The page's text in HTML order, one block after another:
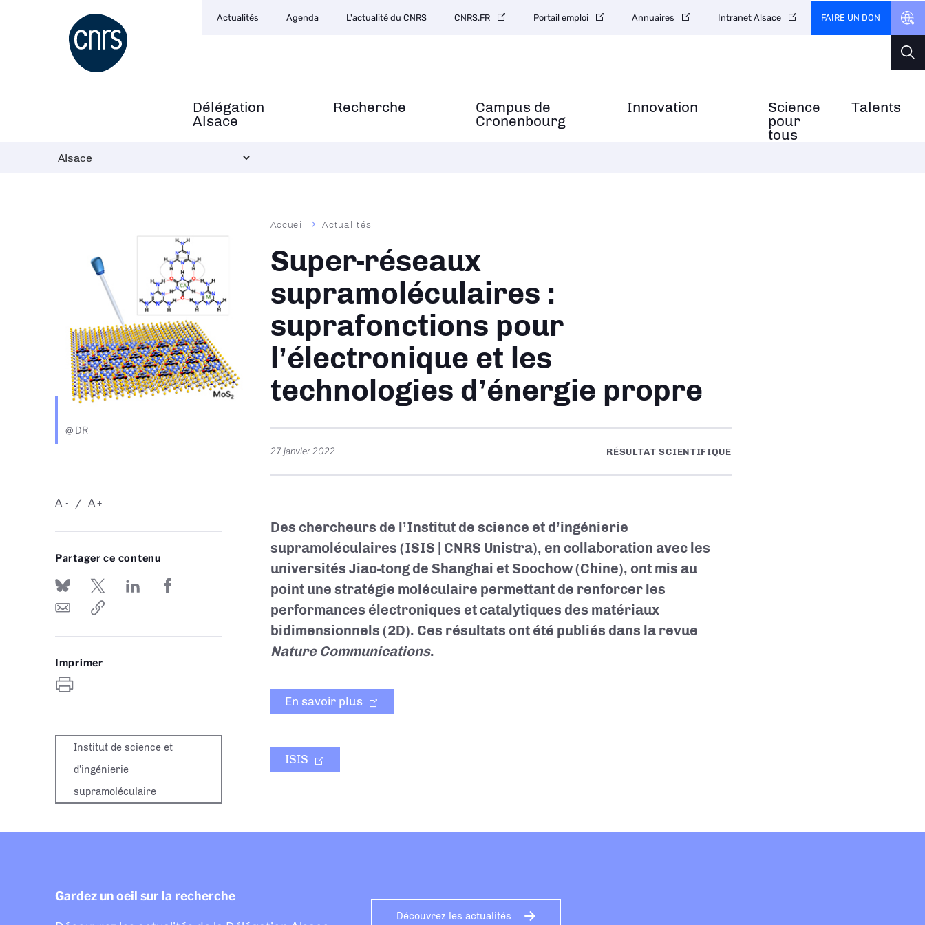
Navigation
Délégation
Alsace
Recherche
Campus de
Cronenbourg
Innovation
Science
pour
tous
Talents
secondaire
Actualités Agenda L'actualité du CNRS CNRS.FR Portail emploi Annuaires Intranet Alsace FAIRE UN DON
@ DR
-
A +
A
Partager ce contenu
Imprimer
Institut de science et
d'ingénierie
supramoléculaire
Fil
Accueil Actualités
Super-réseaux
supramoléculaires :
suprafonctions pour
l’électronique et les
technologies d’énergie propre
27 janvier 2022 RÉSULTAT SCIENTIFIQUE
Des chercheurs de l’Institut de science et d’ingénierie
supramoléculaires (ISIS | CNRS Unistra), en collaboration avec les
universités Jiao-tong de Shanghai et Soochow (Chine), ont mis au
point une stratégie moléculaire permettant de renforcer les
performances électroniques et catalytiques des matériaux
bidimensionnels (2D). Ces résultats ont été publiés dans la revue
Nature Communications.
En savoir plus
ISIS
Gardez un oeil sur la recherche
Découvrez les actualités